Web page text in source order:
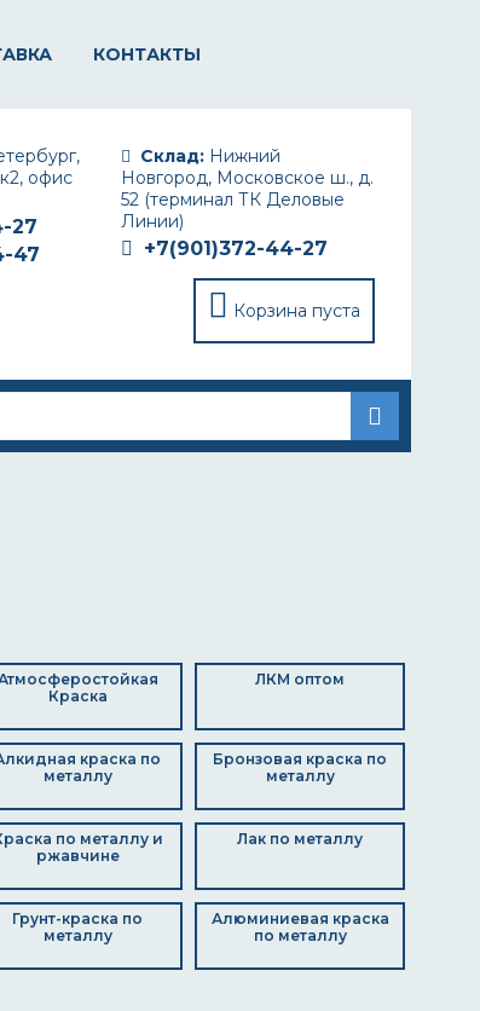
КОНТАКТЫ
Склад: Нижний
Новгород, Московское ш., д.
52 (терминал ТК Деловые
Линии)
+7(901)372-44-27
Корзина пуста
офис
27
47
Краска
ЛКМ оптом
краска по
металлу
Бронзовая краска по
металлу
по металлу и
ржавчине
Лак по металлу
Грунт-краска по
металлу
Алюминиевая краска
по металлу